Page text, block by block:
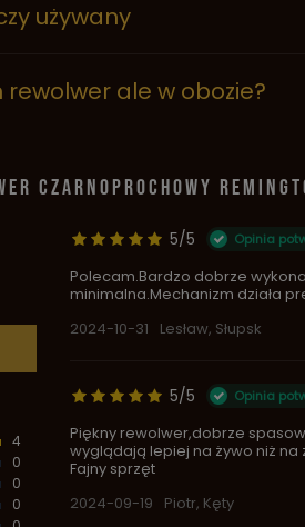
używany
rewolwer ale w obozie?
CZARNOPROCHOWY
4
0
0
0
5/5 Opinia
Polecam.Bardzo dobrze
minimalna.Mechanizm działa
2024-10-31
Lesław, Słupsk
5/5 Opinia
Piękny rewolwer,dobrze
wyglądają lepiej na żywo niż
Fajny sprzęt
2024-09-19
Piotr, Kęty